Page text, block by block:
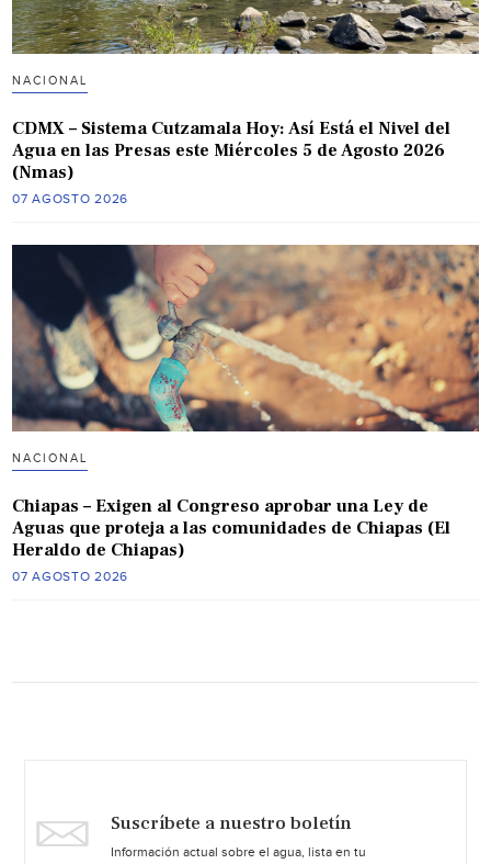
NACIONAL
CDMX – Sistema Cutzamala Hoy: Así Está el Nivel del
Agua en las Presas este Miércoles 5 de Agosto 2026
(Nmas)
07 AGOSTO 2026
NACIONAL
Chiapas – Exigen al Congreso aprobar una Ley de
Aguas que proteja a las comunidades de Chiapas (El
Heraldo de Chiapas)
07 AGOSTO 2026
Suscríbete a nuestro boletín
Información actual sobre el agua, lista en tu